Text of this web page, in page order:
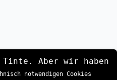
Tinte. Aber wir haben
notwendigen Cookies